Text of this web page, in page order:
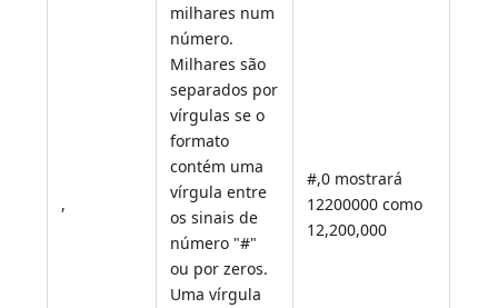
,
milhares num
número.
Milhares são
separados por
vírgulas se o
formato
contém uma
vírgula entre
os sinais de
número "#"
ou por zeros.
Uma vírgula
#,0 mostrará
12200000 como
12,200,000